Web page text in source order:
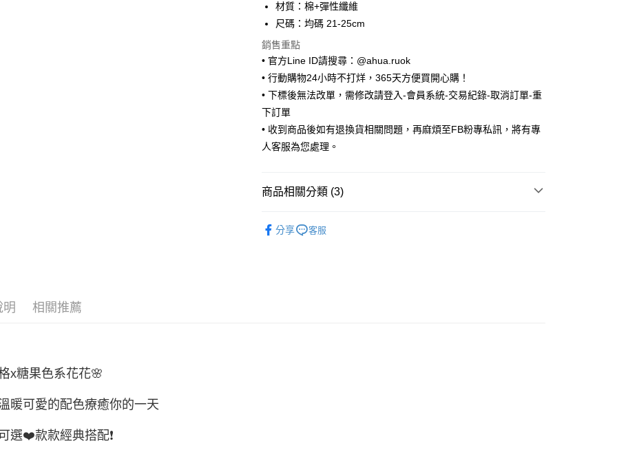
街口支付
悠遊付
運送方式
全家取貨付款
付款後全家取貨
7-11取貨付款
材質：棉+彈性纖維
尺碼：均碼 21-25cm
銷售重點
• 官方Line ID請搜尋：@ahua.ruok
• 行動購物24小時不打烊，365天方便買開心購！
• 下標後無法改單，需修改請登入-會員系統-交易紀錄-取消訂單-重
下訂單
• 收到商品後如有退換貨相關問題，再麻煩至FB粉專私訊，將有專
人客服為您處理。
商品相關分類 (3)
分享 客服
明 相關推薦
x糖果色系花花🌸
暖可愛的配色療癒你的一天
選❤️款款經典搭配❗️